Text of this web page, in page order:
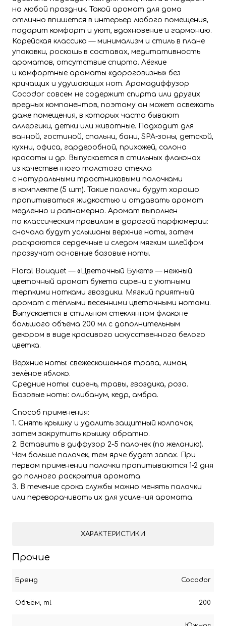
на любой праздник. Такой аромат для дома
отлично впишется в интерьер любого помещения,
подарит комфорт и уют, вдохновение и гармонию.
Корейская классика — минимализм и стиль в плане
упаковки, роскошь в составах, медитативность
ароматов, отсутствие спирта. Лёгкие
и комфортные ароматы «дороговизны» без
кричащих и удушающих нот. Аромадиффузор
Cocodor совсем не содержит спирта или других
вредных компонентов, поэтому он может освежать
даже помещения, в которых часто бывают
аллергики, детки или животные. Подходит для
ванной, гостиной, спальни, бани, SPA-зоны, детской,
кухни, офиса, гардеробной, прихожей, салона
красоты и др. Выпускается в стильных флаконах
из качественного толстого стекла
с натуральными тростниковыми палочками
в комплекте (5 шт). Такие палочки будут хорошо
пропитываться жидкостью и отдавать аромат
медленно и равномерно. Аромат выполнен
по классическим правилам в дорогой парфюмерии:
сначала будут услышаны верхние ноты, затем
раскроются сердечные и следом мягким шлейфом
прозвучат основные базовые ноты.
Floral Bouquet — «Цветочный Букет» — нежный
цветочный аромат букета сирени с уютными
терпкими нотками гвоздики. Мягкий приятный
аромат с тёплыми весенними цветочными нотами.
Выпускается в стильном стеклянном флаконе
большого объёма 200 мл с дополнительным
декором в виде красивого искусственного белого
цветка.
Верхние ноты: свежескошенная трава, лимон,
зелёное яблоко.
Средние ноты: сирень, травы, гвоздика, роза.
Базовые ноты: олибанум, кедр, амбра.
Способ применения:
1. Снять крышку и удалить защитный колпачок,
затем закрутить крышку обратно.
2. Вставить в диффузор 2-5 палочек (по желанию).
Чем больше палочек, тем ярче будет запах. При
первом применении палочки пропитываются 1-2 дня
до полного раскрытия аромата.
3. В течение срока службы можно менять палочки
или переворачивать их для усиления аромата.
ХАРАКТЕРИСТИКИ
Прочие
Бренд Cocodor
Объём, ml 200